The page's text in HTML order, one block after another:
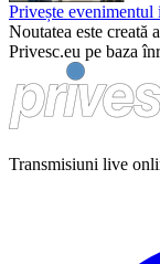
Privește evenimentul
Noutatea este creată
Privesc.eu pe baza
Transmisiuni live